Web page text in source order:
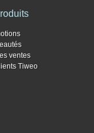
ventes
Tiweo